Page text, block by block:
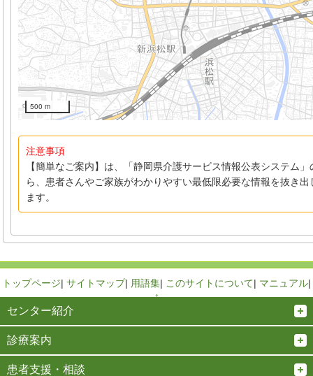
500 m
注意事項
【簡単なご案内】は、「静岡県介護サービス情報公表システム
ら、患者さんやご家族がわかりやすい最低限必要な情報を抜き
ます。
トップページ| サイトマップ| 用語集| このサイトについて| マニュアル|
↑
センター紹介
診療案内
患者支援・相談